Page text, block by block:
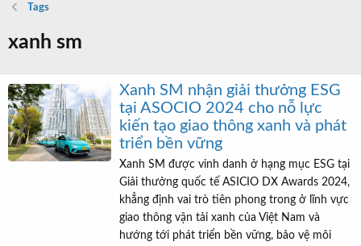
Tags
xanh sm
Xanh SM nhận giải thưởng ESG
tại ASOCIO 2024 cho nỗ lực
kiến tạo giao thông xanh và phát
triển bền vững
Xanh SM được vinh danh ở hạng mục ESG tại
Giải thưởng quốc tế ASICIO DX Awards 2024,
khẳng định vai trò tiên phong trong ở lĩnh vực
giao thông vận tải xanh của Việt Nam và
hướng tới phát triển bền vững, bảo vệ môi